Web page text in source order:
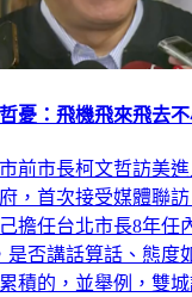
憂：飛機飛來飛去不
前市長柯文哲訪美進
，首次接受媒體聯
擔任台北市長8年任
否講話算話、態度
積的，並舉例，雙城